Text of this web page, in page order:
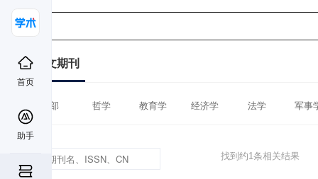
首页
助手
中文期刊
全部 哲学 教育学 经济学 法学 军事
找到约1条相关结果